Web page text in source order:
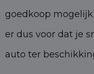
goedkoop
er dus voor dat je
auto ter